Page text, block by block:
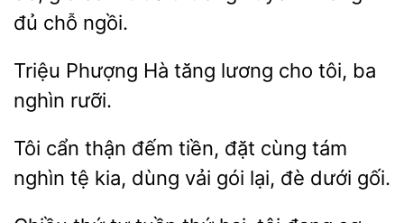
đủ chỗ ngồi.
Triệu Phượng Hà tăng cho tôi, ba
Tôi cẩn thận đếm tiền, đặt
tám
nghìn tệ kia, dùng
lại, đè dưới gối.